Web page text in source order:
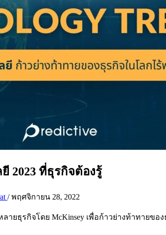
ยี 2023 ที่ธุรกิจต้องรู้
/พฤศจิกายน 28, 2022
หลายธุรกิจโดย McKinsey เพื่อก้าวย่างท้าท